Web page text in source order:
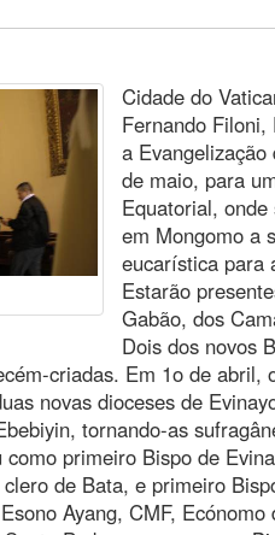
Cidade do
Fernando
a
de maio, para
Equatorial,
em Mongomo a
eucarística para
Estarão
Gabão, dos
Dois dos novos
criadas. Em 1o de abril,
novas dioceses de
tornando-as
primeiro Bispo de
de Bata, e primeiro
Ayang, CMF,